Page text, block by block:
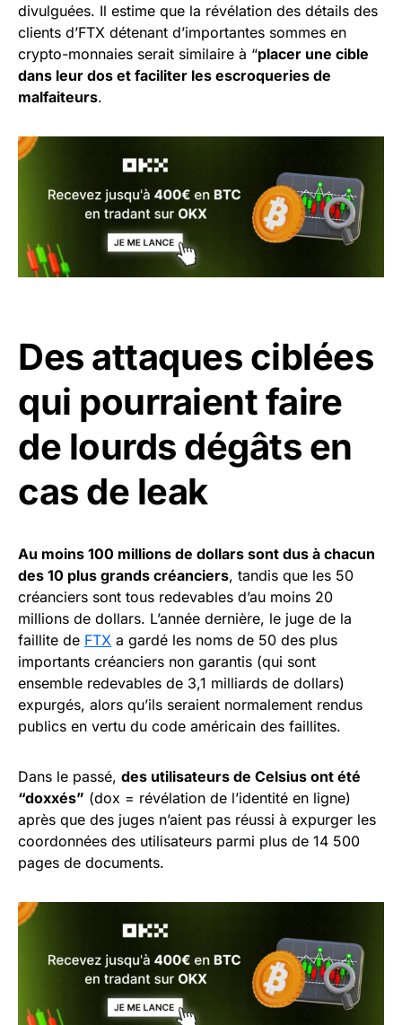
divulguées. Il estime que la révélation des détails des
clients d’FTX détenant d’importantes sommes en
crypto-monnaies serait similaire à “placer une cible
dans leur dos et faciliter les escroqueries de
malfaiteurs.
Des attaques ciblées
qui pourraient faire
de lourds dégâts en
cas de leak
Au moins 100 millions de dollars sont dus à chacun
des 10 plus grands créanciers, tandis que les 50
créanciers sont tous redevables d’au moins 20
millions de dollars. L’année dernière, le juge de la
faillite de FTX a gardé les noms de 50 des plus
importants créanciers non garantis (qui sont
ensemble redevables de 3,1 milliards de dollars)
expurgés, alors qu’ils seraient normalement rendus
publics en vertu du code américain des faillites.
Dans le passé, des utilisateurs de Celsius ont été
“doxxés” (dox = révélation de l’identité en ligne)
après que des juges n’aient pas réussi à expurger les
coordonnées des utilisateurs parmi plus de 14 500
pages de documents.